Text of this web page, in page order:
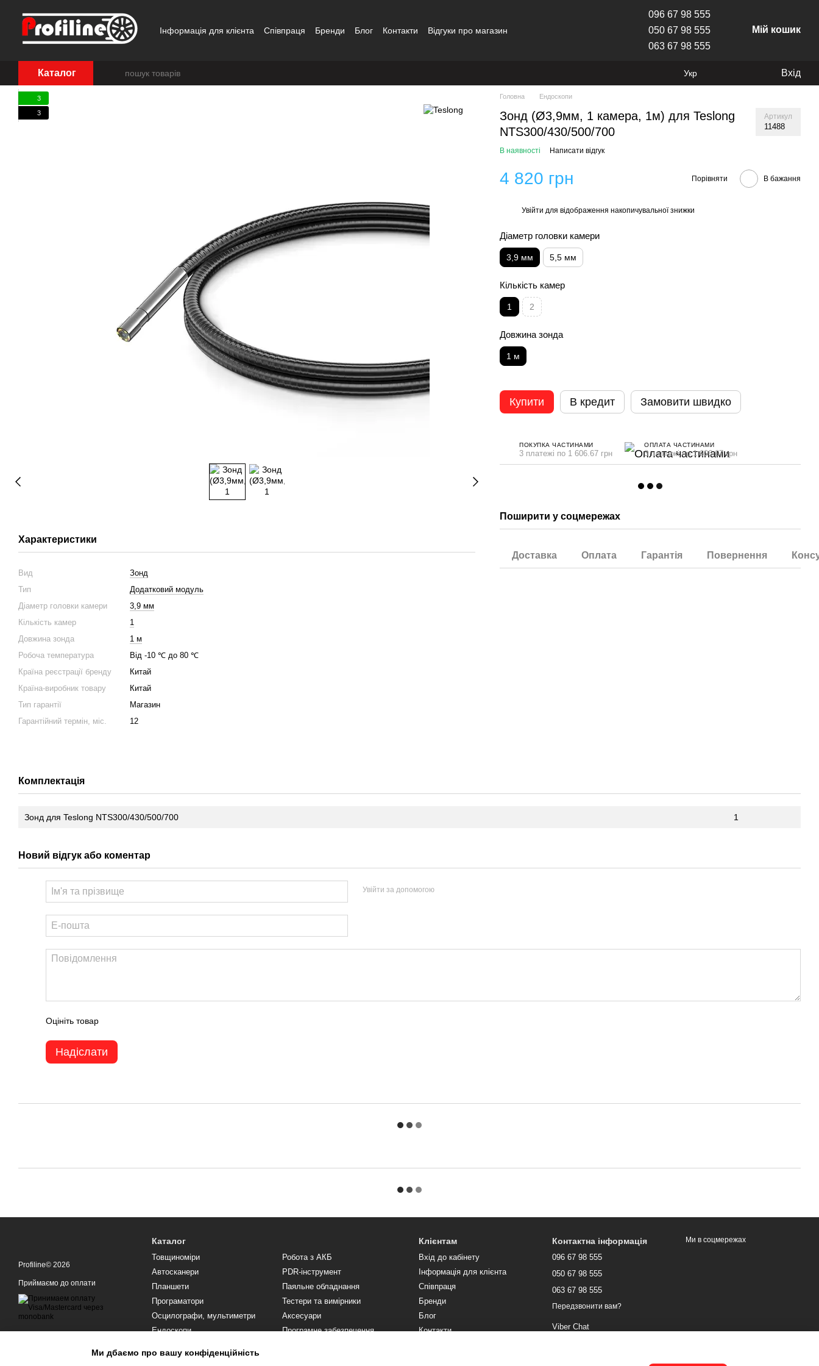
Інформація для клієнта Співпраця Бренди Блог Контакти Відгуки про магазин
096 67 98 555
050 67 98 555
063 67 98 555
Мій кошик
Каталог Укр Вхід
3
3
Характеристики
Вид
Зонд
Тип
Додатковий модуль
Діаметр головки камери
3,9 мм
Кількість камер
1
Довжина зонда
1 м
Робоча температура
Від -10 ℃ до 80 ℃
Країна реєстрації бренду
Китай
Країна-виробник товару
Китай
Тип гарантії
Магазин
Гарантійний термін, міс.
12
Головна Ендоскопи
Зонд (Ø3,9мм, 1 камера, 1м) для Teslong
NTS300/430/500/700
Артикул
11488
В наявності Написати відгук
4 820 грн Порівняти В бажання
Увійти для відображення накопичувальної знижки
Діаметр головки камери
3,9 мм 5,5 мм
Кількість камер
1 2
Довжина зонда
1 м
Купити В кредит Замовити швидко
ПОКУПКА ЧАСТИНАМИ
3 платежі по 1 606.67 грн
ОПЛАТА ЧАСТИНАМИ
3 платежі по 1 606.67 грн
Поширити у соцмережах
Доставка Оплата Гарантія Повернення
Комплектація
Зонд для Teslong NTS300/430/500/700 1
Новий відгук або коментар
Увійти за допомогою
Оцініть товар
Надіслати
Profiline© 2026
Приймаємо до оплати
Каталог
Товщиноміри
Автосканери
Планшети
Програматори
Осцилографи, мультиметри
Ендоскопи
Робота з АКБ
PDR-інструмент
Паяльне обладнання
Тестери та вимірники
Аксесуари
Програмне забезпечення,
Клієнтам
Вхід до кабінету
Інформація для клієнта
Співпраця
Бренди
Блог
Контакти
Контактна інформація
096 67 98 555
050 67 98 555
063 67 98 555
Передзвонити вам?
Viber Chat
Ми в соцмережах
Ми дбаємо про вашу конфіденційність